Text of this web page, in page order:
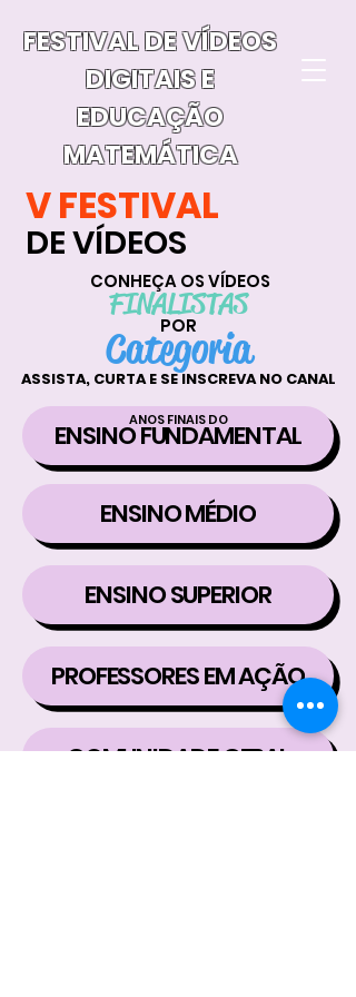
FESTIVAL DE VÍDEOS
DIGITAIS E
EDUCAÇÃO
MATEMÁTICA
V FESTIVAL
DE VÍDEOS
CONHEÇA OS VÍDEOS
FINALISTAS
Categoria
POR
ASSISTA, CURTA E SE INSCREVA NO CANAL
ENSINO FUNDAMENTAL
ANOS FINAIS DO
ENSINO MÉDIO
ENSINO SUPERIOR
PROFESSORES EM AÇÃO
COMUNIDADE GERAL